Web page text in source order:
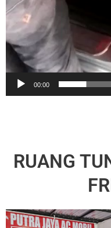
00:00
RUANG